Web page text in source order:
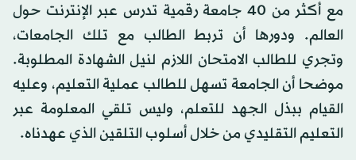
مع أكثر من 40 جامعة رقمية تدرس عبر الإنترنت حول
العالم. ودورها أن تربط الطالب مع تلك الجامعات،
وتجري للطالب الامتحان اللازم لنيل الشهادة المطلوبة.
موضحا أن الجامعة تسهل للطالب عملية التعليم، وعليه
القيام ببذل الجهد للتعلم، وليس تلقي المعلومة عبر
التعليم التقليدي من خلال أسلوب التلقين الذي عهدناه.